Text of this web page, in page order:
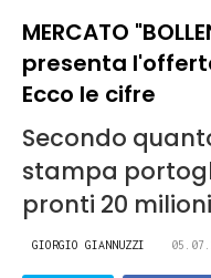
MERCATO
presenta l'offerta
Ecco le cifre
Secondo
stampa
pronti 20
GIORGIO GIANNUZZI